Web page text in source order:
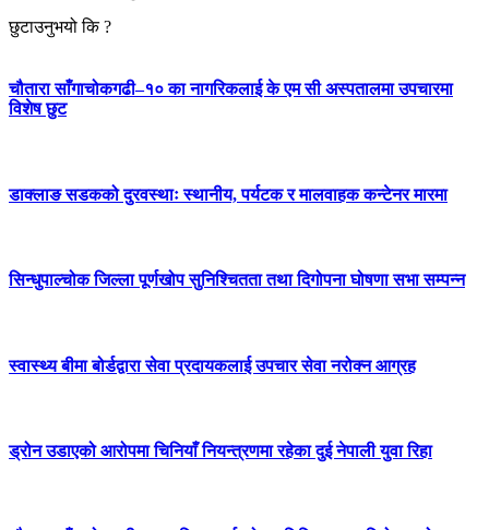
छुटाउनुभयो कि ?
चौतारा साँगाचोकगढी–१० का नागरिकलाई के एम सी अस्पतालमा उपचारमा
विशेष छुट
डाक्लाङ सडकको दुरवस्थाः स्थानीय, पर्यटक र मालवाहक कन्टेनर मारमा
सिन्धुपाल्चोक जिल्ला पूर्णखोप सुनिश्चितता तथा दिगोपना घोषणा सभा सम्पन्न
स्वास्थ्य बीमा बोर्डद्वारा सेवा प्रदायकलाई उपचार सेवा नरोक्न आग्रह
ड्रोन उडाएको आरोपमा चिनियाँ नियन्त्रणमा रहेका दुई नेपाली युवा रिहा